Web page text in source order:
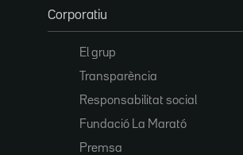
Corporatiu
El grup
Transparència
Responsabilitat social
Fundació La Marató
Premsa